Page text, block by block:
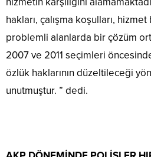
hakları, çalışma koşulları,
problemli alanlarda bir çözüm
2007 ve 2011 seçimleri
özlük haklarının düzeltileceği
unutmuştur. ” dedi.